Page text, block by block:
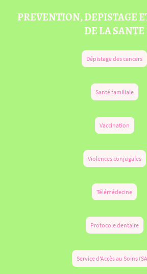
PREVENTION, DEPISTAGE
DE LA SANTE
Dépistage des cancers
Santé familiale
Vaccination
Violences conjugales
Télémédecine
Protocole dentaire
Service d'Accès au Soins